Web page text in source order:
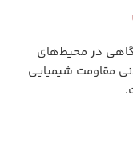
گاهی در محیط‌های
مقاومت شیمیایی